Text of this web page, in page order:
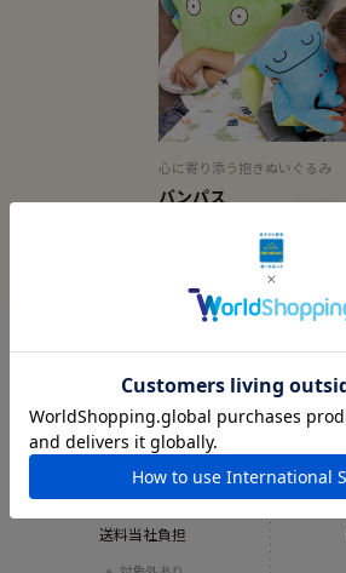
心に寄り添う抱きぬいぐるみ
バンパス
送料当社負担